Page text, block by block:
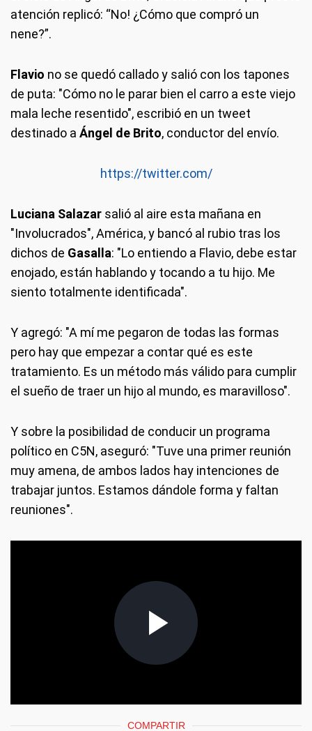
atención replicó: “No! ¿Cómo que compró un
nene?”.
Flavio no se quedó callado y salió con los tapones
de puta: "Cómo no le parar bien el carro a este viejo
mala leche resentido", escribió en un tweet
destinado a Ángel de Brito, conductor del envío.
https://twitter.com/
Luciana Salazar salió al aire esta mañana en
"Involucrados", América, y bancó al rubio tras los
dichos de Gasalla: "Lo entiendo a Flavio, debe estar
enojado, están hablando y tocando a tu hijo. Me
siento totalmente identificada".
Y agregó: "A mí me pegaron de todas las formas
pero hay que empezar a contar qué es este
tratamiento. Es un método más válido para cumplir
el sueño de traer un hijo al mundo, es maravilloso".
Y sobre la posibilidad de conducir un programa
político en C5N, aseguró: "Tuve una primer reunión
muy amena, de ambos lados hay intenciones de
trabajar juntos. Estamos dándole forma y faltan
reuniones".
COMPARTIR